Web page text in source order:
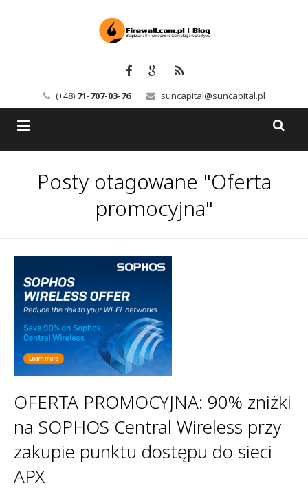
(+48) 71-707-03-76 suncapital@suncapital.pl
Backup-Solutions
Kerio
Serwery pocztowe
Sophos
Usługi
Szkolenia
Kontakt
Polityka prywatności
Posty otagowane "Oferta
promocyjna"
OFERTA PROMOCYJNA: 90% zniżki
na SOPHOS Central Wireless przy
zakupie punktu dostępu do sieci
APX